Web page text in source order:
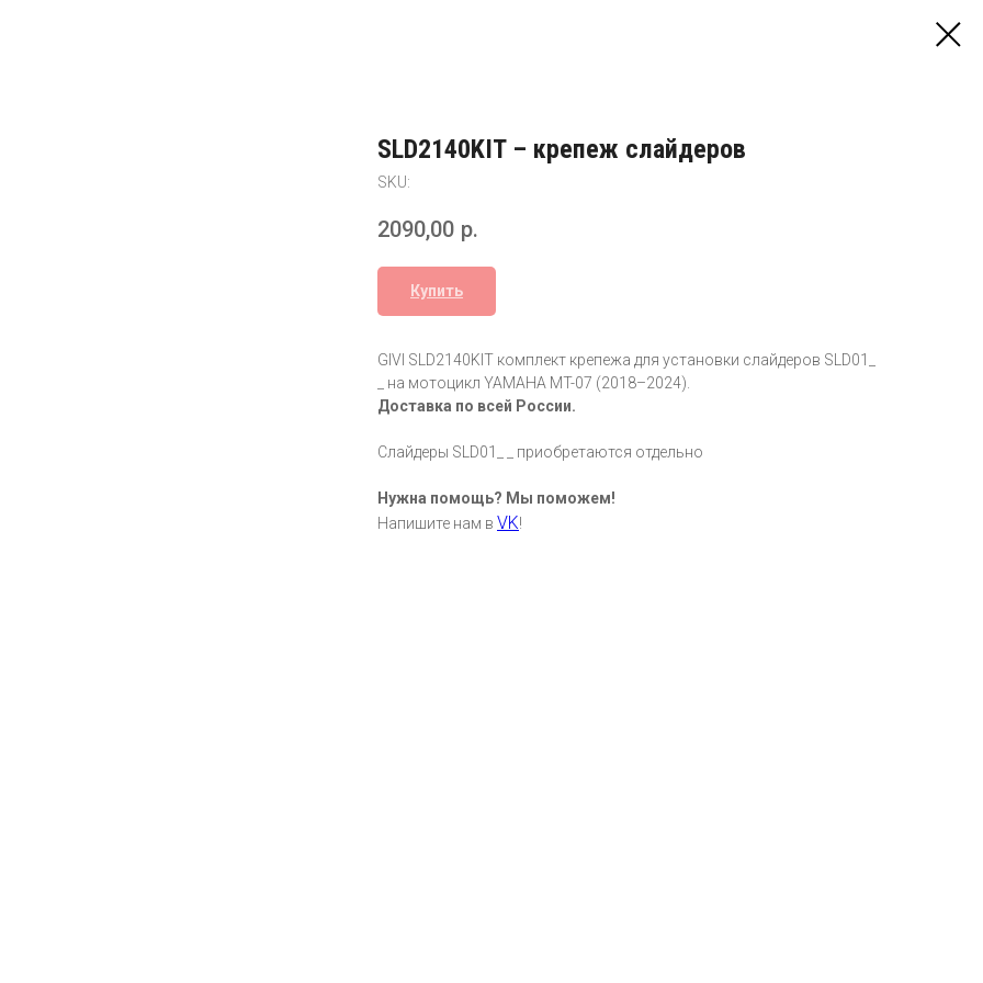
SLD2140KIT – крепеж слайдеров
SKU:
2090,00 р.
Купить
GIVI SLD2140KIT комплект крепежа для установки слайдеров SLD01_
_ на мотоцикл YAMAHA MT-07 (2018–2024).
Доставка по всей России.
Слайдеры SLD01_ _ приобретаются отдельно
Нужна помощь? Мы поможем!
Напишите нам в VK!